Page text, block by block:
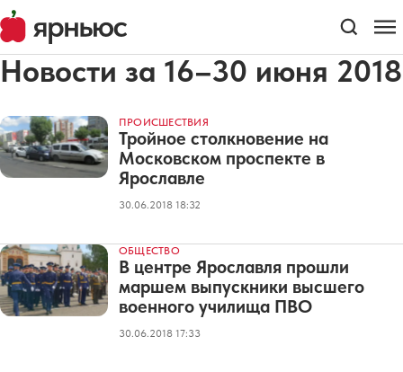
Новости за 16–30 июня 2018
ПРОИСШЕСТВИЯ
Тройное столкновение на
Московском проспекте в
Ярославле
30.06.2018 18:32
ОБЩЕСТВО
В центре Ярославля прошли
маршем выпускники высшего
военного училища ПВО
30.06.2018 17:33